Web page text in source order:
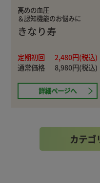
高めの血圧
＆認知機能のお悩みに
きなり寿
定期初回
2,480円(税込)
通常価格
8,980円(税込)
詳細ページへ
カテゴ